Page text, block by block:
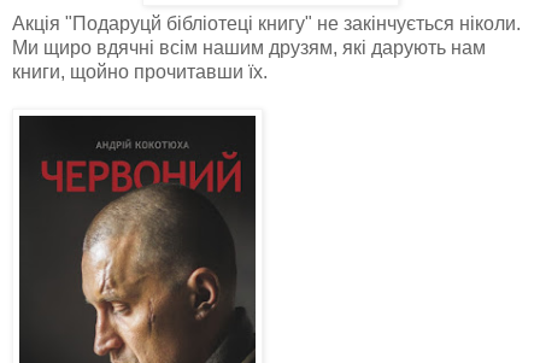
Акція "Подаруцй бібліотеці книгу" не закінчується ніколи.
Ми щиро вдячні всім нашим друзям, які дарують нам
книги, щойно прочитавши їх.